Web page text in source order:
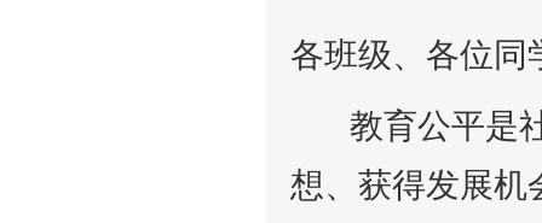
各班级、各位同
教育公平是社
想、获得发展机